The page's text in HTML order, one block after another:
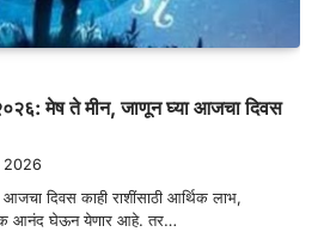
मेष ते मीन, जाणून घ्या आजचा दिवस
2026
दिवस काही राशींसाठी आर्थिक लाभ,
आनंद घेऊन येणार आहे. तर…